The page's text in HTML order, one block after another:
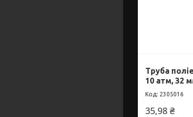
Труба
10 атм, 32
2305016
35,98 ₴